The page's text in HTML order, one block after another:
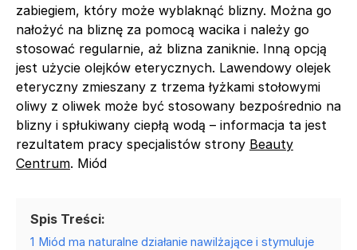
zabiegiem, który może wyblaknąć blizny. Można go
nałożyć na bliznę za pomocą wacika i należy go
stosować regularnie, aż blizna zaniknie. Inną opcją
jest użycie olejków eterycznych. Lawendowy olejek
eteryczny zmieszany z trzema łyżkami stołowymi
oliwy z oliwek może być stosowany bezpośrednio na
blizny i spłukiwany ciepłą wodą – informacja ta jest
rezultatem pracy specjalistów strony Beauty
Centrum. Miód
Spis Treści:
1 Miód ma naturalne działanie nawilżające i stymuluje